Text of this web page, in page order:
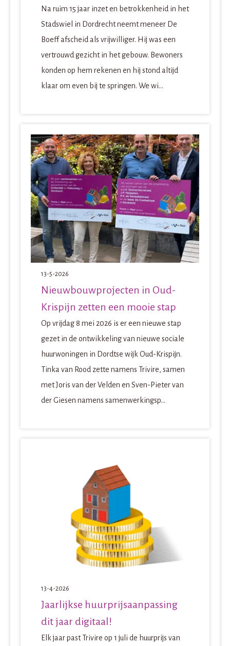
Na ruim 15 jaar inzet en betrokkenheid in het
Stadswiel in Dordrecht neemt meneer De
Boeff afscheid als vrijwilliger. Hij was een
vertrouwd gezicht in het gebouw. Bewoners
konden op hem rekenen en hij stond altijd
klaar om even bij te springen. We wi...
Nieuwbouwprojecten in Oud-
Krispijn zetten een mooie stap
13-5-2026
Op vrijdag 8 mei 2026 is er een nieuwe stap
gezet in de ontwikkeling van nieuwe sociale
huurwoningen in Dordtse wijk Oud-Krispijn.
Tinka van Rood zette namens Trivire, samen
met Joris van der Velden en Sven-Pieter van
der Giesen namens samenwerkingsp...
Jaarlijkse huurprijsaanpassing
dit jaar digitaal!
13-4-2026
Elk jaar past Trivire op 1 juli de huurprijs van